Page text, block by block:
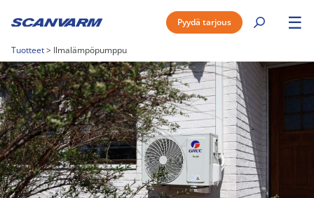
Pyydä tarjous ☰
Tuotteet> Ilmalämpöpumppu